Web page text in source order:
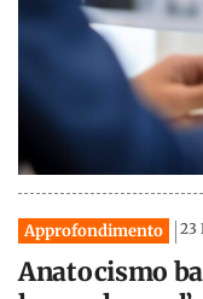
Approfondimento 23
Anatocismo